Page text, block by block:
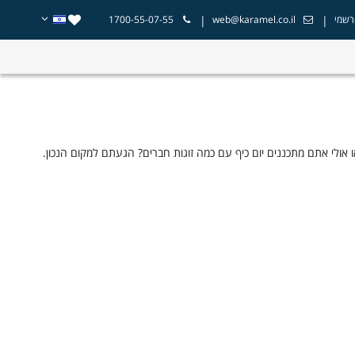
|
web@karamel.co.il
|
1700-55-07-55
אולי אתם מתכננים יום כיף עם כמה זוגות חברים? הגעתם למקום הנכון.
רומנטי, סדנאות חווייתיות, מתחמי ספא מפנקים, טיולי טבע,
עבורכם מבחר עשיר של אפשרויות, כך שתוכלו למצוא בקלות את
שהכי מדברת אליכם, להזמין מקום ולצאת ליהנות יחד.